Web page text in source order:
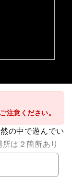
注意ください。
の中で遊んでい
は２箇所あり